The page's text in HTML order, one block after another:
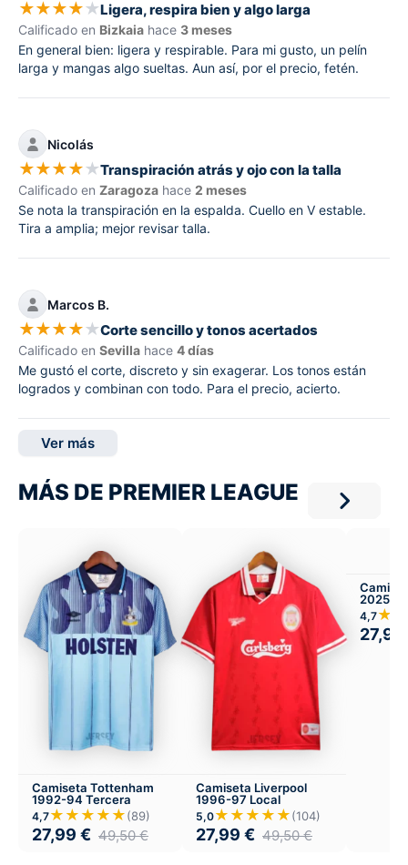
★★★★★Ligera, respira bien y algo larga
Calificado en Bizkaia hace 3 meses
En general bien: ligera y respirable. Para mi gusto, un pelín
larga y mangas algo sueltas. Aun así, por el precio, fetén.
Nicolás
★★★★★Transpiración atrás y ojo con la talla
Calificado en Zaragoza hace 2 meses
Se nota la transpiración en la espalda. Cuello en V estable.
Tira a amplia; mejor revisar talla.
Marcos B.
★★★★★Corte sencillo y tonos acertados
Calificado en Sevilla hace 4 días
Me gustó el corte, discreto y sin exagerar. Los tonos están
logrados y combinan con todo. Para el precio, acierto.
Ver más
MÁS DE PREMIER LEAGUE
Camiseta Tottenham
1992-94 Tercera
4,7★★★★★(89)
27,99 € 49,50€
Camiseta Liverpool
1996-97 Local
5,0★★★★★(104)
27,99 € 49,50€
2025-
4,7
27,99